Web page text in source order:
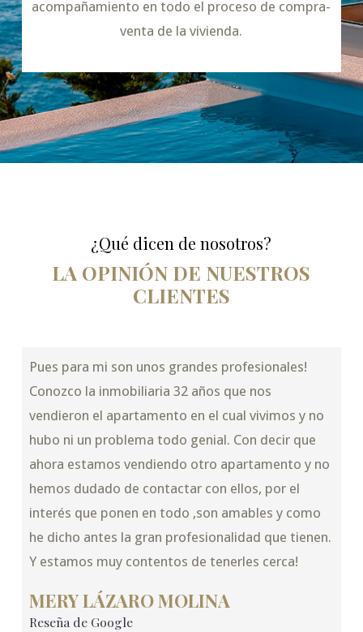
acompañamiento en todo el proceso de compra-
venta de la vivienda.
¿Qué dicen de nosotros?
LA OPINIÓN DE NUESTROS
CLIENTES
Pues para mi son unos grandes profesionales!
Conozco la inmobiliaria 32 años que nos
vendieron el apartamento en el cual vivimos y no
hubo ni un problema todo genial. Con decir que
ahora estamos vendiendo otro apartamento y no
hemos dudado de contactar con ellos, por el
interés que ponen en todo ,son amables y como
he dicho antes la gran profesionalidad que tienen.
Y estamos muy contentos de tenerles cerca!
MERY LÁZARO MOLINA
Reseña de Google